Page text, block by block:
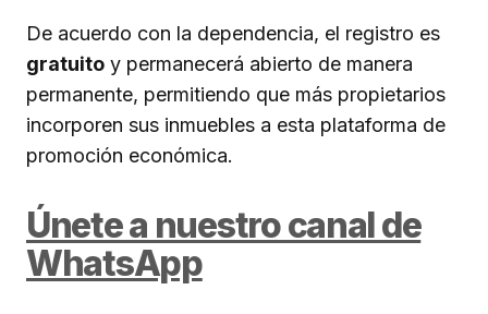
De acuerdo con la dependencia, el registro es
gratuito y permanecerá abierto de manera
permanente, permitiendo que más propietarios
incorporen sus inmuebles a esta plataforma de
promoción económica.
Únete a nuestro canal de
WhatsApp